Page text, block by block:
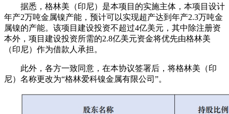
据悉，格林美（印尼）是本项目的实施主体，本项目设计
年产2万吨金属镍产能，预计可以实现超产达到年产2.3万吨金
属镍的产能。 该项目建设投资不超过4亿美元，其中除注册资
本外，项目建设投资所需的2.8亿美元资金将优先由格林美
（印尼）作为借款人承担。
此外， 各方一致同意，在本协议签署后，将格林美（印
尼）名称更改为“格林爱科镍金属有限公司”。